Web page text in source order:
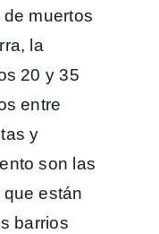
muertos
la
20 y 35
entre
y
son las
están
barrios